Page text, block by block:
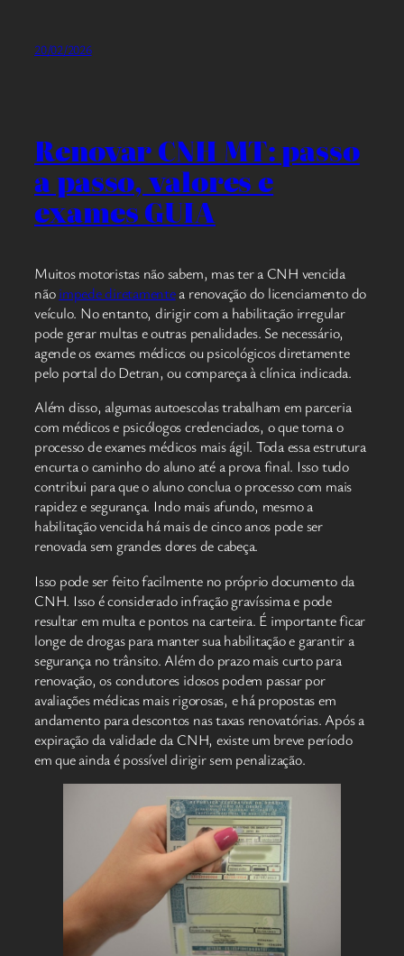
20/02/2026
Renovar CNH MT: passo
a passo, valores e
exames GUIA
Muitos motoristas não sabem, mas ter a CNH vencida
nãoimpede diretamentea renovação do licenciamento do
veículo. No entanto, dirigir com a habilitação irregular
pode gerar multas e outras penalidades. Se necessário,
agende os exames médicos ou psicológicos diretamente
pelo portal do Detran, ou compareça à clínica indicada.
Além disso, algumas autoescolas trabalham em parceria
com médicos e psicólogos credenciados, o que torna o
processo de exames médicos mais ágil. Toda essa estrutura
encurta o caminho do aluno até a prova final. Isso tudo
contribui para que o aluno conclua o processo com mais
rapidez e segurança. Indo mais afundo, mesmo a
habilitação vencida há mais de cinco anos pode ser
renovada sem grandes dores de cabeça.
Isso pode ser feito facilmente no próprio documento da
CNH. Isso é considerado infração gravíssima e pode
resultar em multa e pontos na carteira. É importante ficar
longe de drogas para manter sua habilitação e garantir a
segurança no trânsito. Além do prazo mais curto para
renovação, os condutores idosos podem passar por
avaliações médicas mais rigorosas, e há propostas em
andamento para descontos nas taxas renovatórias. Após a
expiração da validade da CNH, existe um breve período
em que ainda é possível dirigir sem penalização.